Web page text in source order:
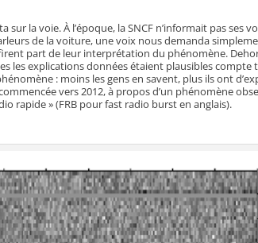
la voie. À l’époque, la SNCF n’informait pas ses
de la voiture, une voix nous demanda
part de leur interprétation du phénomène.
les explications données étaient plausibles compte
: moins les gens en savent, plus ils ont
vers 2012, à propos d’un phénomène
rapide » (FRB pour fast radio burst en anglais).